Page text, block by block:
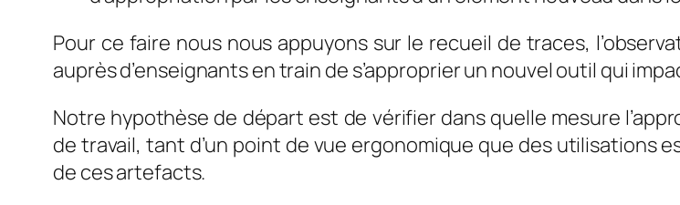
Pour ce faire nous nous appuyons sur le recueil de traces,
auprès d’enseignants en train de s’approprier un nouvel outil qui
Notre hypothèse de départ est de vérifier dans quelle mesure
de travail, tant d’un point de vue ergonomique que des
de ces artefacts.